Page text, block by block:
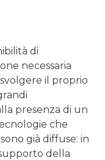
di
necessaria
il proprio
presenza di un
che
già diffuse: in
della